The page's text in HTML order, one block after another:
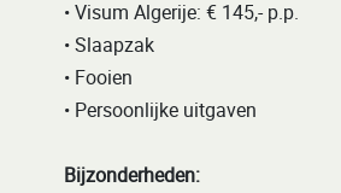
• Visum Algerije: € 145,- p.p.
• Slaapzak
• Fooien
• Persoonlijke uitgaven
Bijzonderheden: